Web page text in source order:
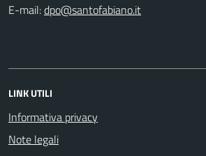
E-mail:
LINK UTILI
Informativa privacy
Note legali